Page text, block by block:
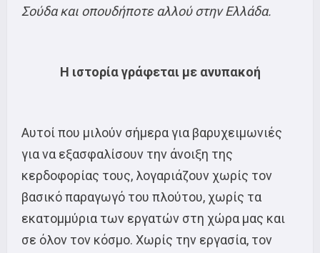
Σούδα και οπουδήποτε αλλού στην Ελλάδα.
Η ιστορία γράφεται με ανυπακοή
Αυτοί που μιλούν σήμερα για βαρυχειμωνιές
για να εξασφαλίσουν την άνοιξη της
κερδοφορίας τους, λογαριάζουν χωρίς τον
βασικό παραγωγό του πλούτου, χωρίς τα
εκατομμύρια των εργατών στη χώρα μας και
σε όλον τον κόσμο. Χωρίς την εργασία, τον